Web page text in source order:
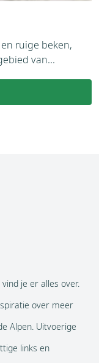
ruige beken,
van...
vind je er alles over.
over meer
Alpen. Uitvoerige
links en